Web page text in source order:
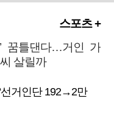
스포츠 +
’ 꿈틀댄다…거인 가
살릴까
거인단 192→2만